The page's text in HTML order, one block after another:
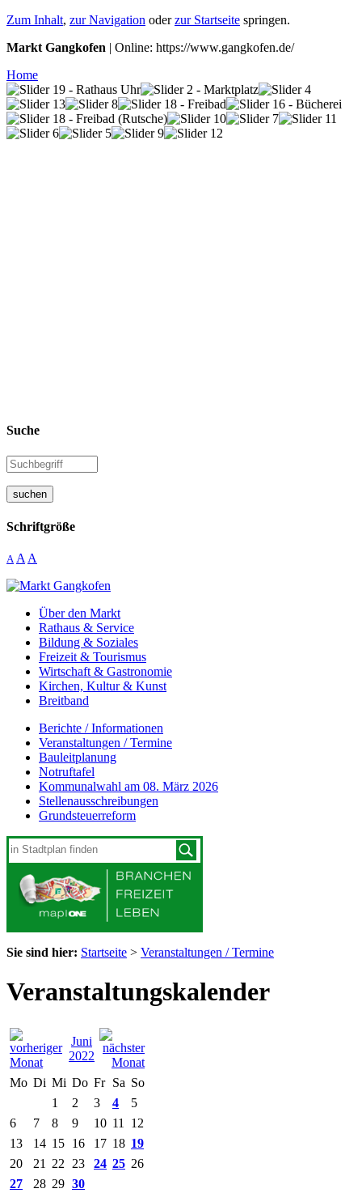
Zum Inhalt, zur Navigation oderzur Startseite springen.
Markt Gangkofen | Online: https://www.gangkofen.de/
Home
Suche
suchen
Schriftgröße
A A A
Über den Markt
Rathaus & Service
Bildung & Soziales
Freizeit & Tourismus
Wirtschaft & Gastronomie
Kirchen, Kultur & Kunst
Breitband
Berichte / Informationen
Veranstaltungen / Termine
Bauleitplanung
Notruftafel
Kommunalwahl am 08. März 2026
Stellenausschreibungen
Grundsteuerreform
Sie sind hier: Startseite > Veranstaltungen / Termine
Veranstaltungskalender
Juni
2022
Mo Di Mi Do Fr Sa So
1
2 3 4
5
6
7 8 9 10 11
12
13
14 15 16 17 18 19
20
21 22 23 24 25 26
27
28 29 30